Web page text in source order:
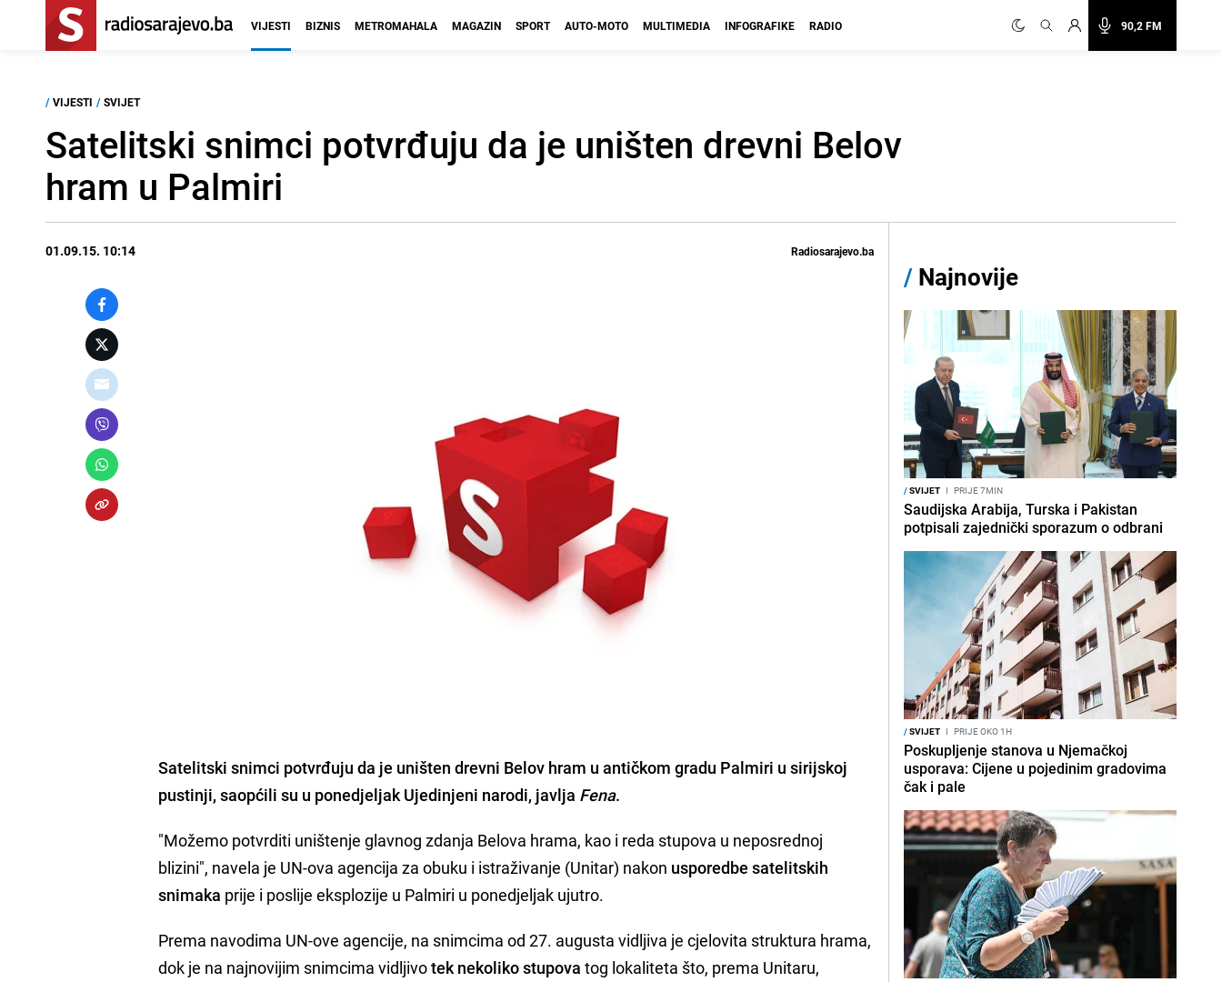
90,2 FM
VIJESTI BIZNIS METROMAHALA MAGAZIN SPORT AUTO-MOTO MULTIMEDIA INFOGRAFIKE RADIO
/ VIJESTI / SVIJET
Satelitski snimci potvrđuju da je uništen drevni Belov
hram u Palmiri
01.09.15. 10:14 Radiosarajevo.ba
Satelitski snimci potvrđuju da je uništen drevni Belov hram u antičkom gradu Palmiri u sirijskoj
pustinji, saopćili su u ponedjeljak Ujedinjeni narodi, javlja Fena.
"Možemo potvrditi uništenje glavnog zdanja Belova hrama, kao i reda stupova u neposrednoj
blizini", navela je UN-ova agencija za obuku i istraživanje (Unitar) nakon usporedbe satelitskih
snimaka prije i poslije eksplozije u Palmiri u ponedjeljak ujutro.
Prema navodima UN-ove agencije, na snimcima od 27. augusta vidljiva je cjelovita struktura hrama,
dok je na najnovijim snimcima vidljivotek nekoliko stupova tog lokaliteta što, prema Unitaru,
/ Najnovije
/SVIJET I PRIJE 7MIN
Saudijska Arabija, Turska i Pakistan
potpisali zajednički sporazum o odbrani
/SVIJET I PRIJE OKO 1H
Poskupljenje stanova u Njemačkoj
usporava: Cijene u pojedinim gradovima
čak i pale